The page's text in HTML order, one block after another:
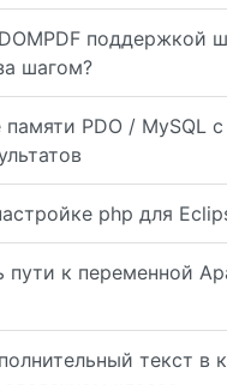
поддержкой
шагом?
памяти PDO / MySQL
php для
пути к переменной
текст в